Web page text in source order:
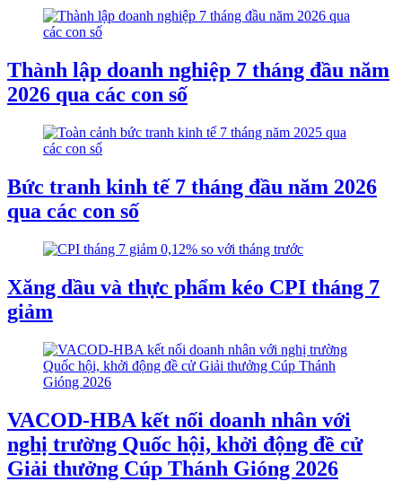
Thành lập doanh nghiệp 7 tháng đầu năm
2026 qua các con số
Bức tranh kinh tế 7 tháng đầu năm 2026
qua các con số
Xăng dầu và thực phẩm kéo CPI tháng 7
giảm
VACOD-HBA kết nối doanh nhân với
nghị trường Quốc hội, khởi động đề cử
Giải thưởng Cúp Thánh Gióng 2026